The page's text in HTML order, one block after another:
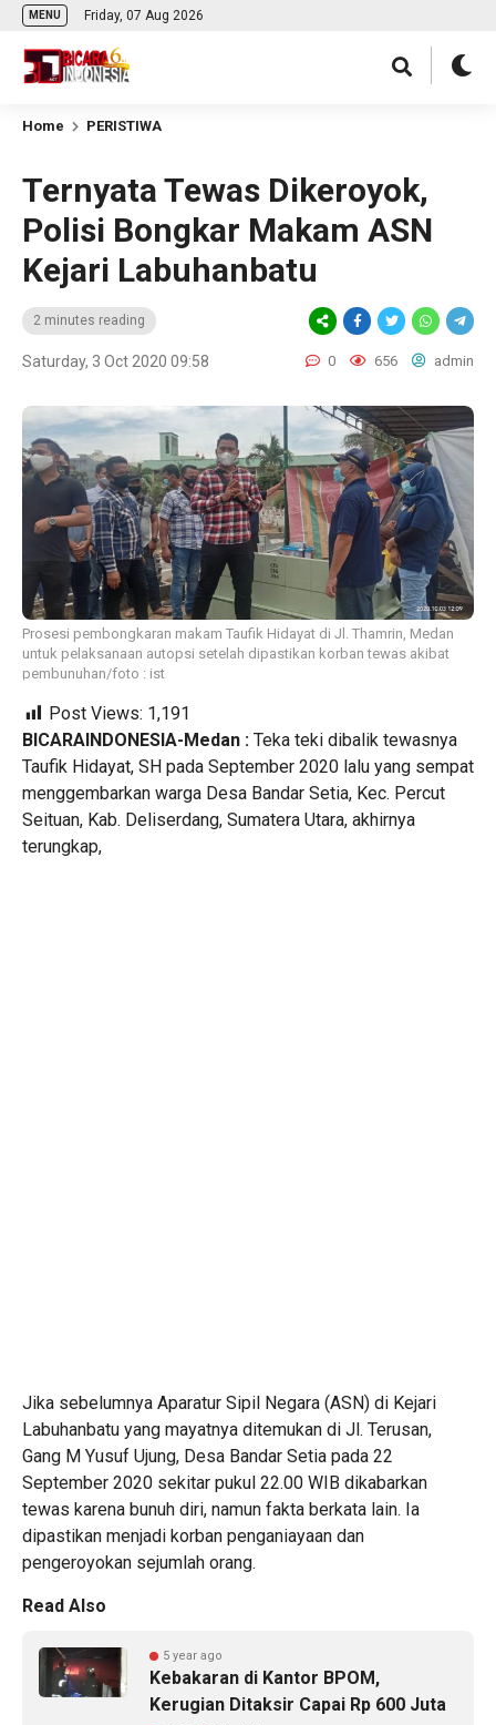
MENU Friday, 07 Aug 2026
Home PERISTIWA
Ternyata Tewas Dikeroyok,
Polisi Bongkar Makam ASN
Kejari Labuhanbatu
2 minutes reading
Saturday, 3 Oct 2020 09:58 0 656 admin
Prosesi pembongkaran makam Taufik Hidayat di Jl. Thamrin, Medan
untuk pelaksanaan autopsi setelah dipastikan korban tewas akibat
pembunuhan/foto : ist
Post Views: 1,191
BICARAINDONESIA-Medan : Teka teki dibalik tewasnya
Taufik Hidayat, SH pada September 2020 lalu yang sempat
menggembarkan warga Desa Bandar Setia, Kec. Percut
Seituan, Kab. Deliserdang, Sumatera Utara, akhirnya
terungkap,
Jika sebelumnya Aparatur Sipil Negara (ASN) di Kejari
Labuhanbatu yang mayatnya ditemukan di Jl. Terusan,
Gang M Yusuf Ujung, Desa Bandar Setia pada 22
September 2020 sekitar pukul 22.00 WIB dikabarkan
tewas karena bunuh diri, namun fakta berkata lain. Ia
dipastikan menjadi korban penganiayaan dan
pengeroyokan sejumlah orang.
Read Also
5 year ago
Kebakaran di Kantor BPOM,
Kerugian Ditaksir Capai Rp 600 Juta